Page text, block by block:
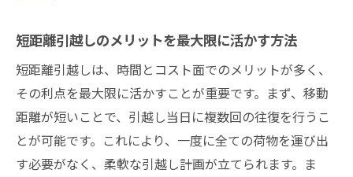
短距離引越しのメリットを最大限に活かす方法
短距離引越しは、時間とコスト面でのメリットが多く、
その利点を最大限に活かすことが重要です。まず、移動
距離が短いことで、引越し当日に複数回の往復を行うこ
とが可能です。これにより、一度に全ての荷物を運び出
す必要がなく、柔軟な引越し計画が立てられます。ま